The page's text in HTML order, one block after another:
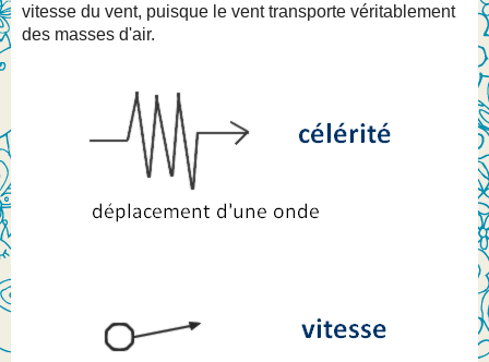
vitesse du vent, puisque le vent transporte véritablement
des masses d'air.